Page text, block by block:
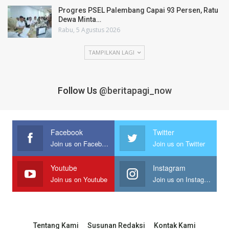
Progres PSEL Palembang Capai 93 Persen, Ratu
Dewa Minta…
Rabu, 5 Agustus 2026
TAMPILKAN LAGI
Follow Us @beritapagi_now
Facebook
Join us on Facebook
Twitter
Join us on Twitter
Youtube
Join us on Youtube
Instagram
Join us on Instagram
Tentang Kami Susunan Redaksi Kontak Kami